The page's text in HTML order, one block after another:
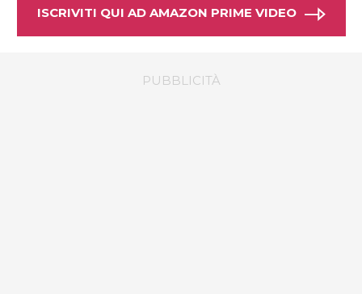
ISCRIVITI QUI AD AMAZON PRIME VIDEO